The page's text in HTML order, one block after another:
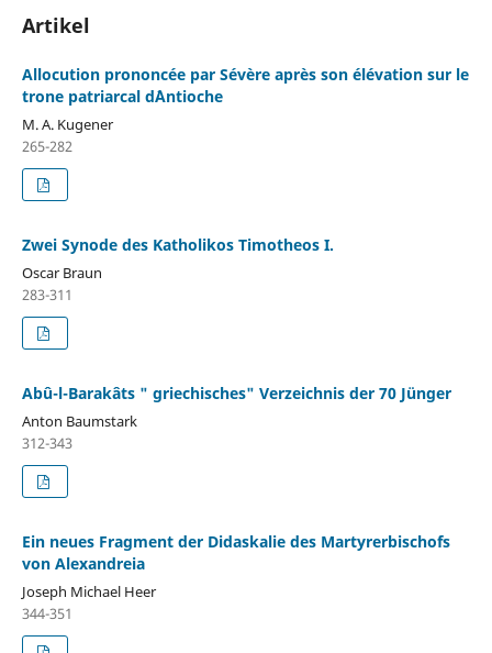
Artikel
Allocution prononcée par Sévère après son élévation sur le
trone patriarcal d´Antioche
M. A. Kugener
265-282
Zwei Synode des Katholikos Timotheos I.
Oscar Braun
283-311
Abû-l-Barakâts " griechisches" Verzeichnis der 70 Jünger
Anton Baumstark
312-343
Ein neues Fragment der Didaskalie des Martyrerbischofs
von Alexandreia
Joseph Michael Heer
344-351